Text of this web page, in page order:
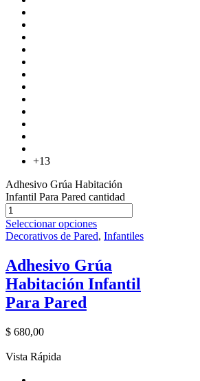
+13
Adhesivo Grúa Habitación
Infantil Para Pared cantidad
Seleccionar opciones
Decorativos de Pared, Infantiles
Adhesivo Grúa
Habitación Infantil
Para Pared
$ 680,00
Vista Rápida